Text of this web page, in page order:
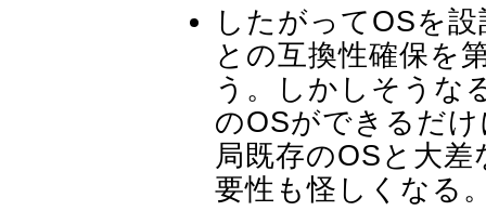
したがってOSを
との互換性確保を
う。しかしそうな
のOSができるだ
局既存のOSと大
要性も怪しくなる